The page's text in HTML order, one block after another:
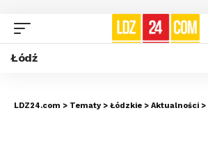
Łódź
LDZ24.com > Tematy > Łódzkie > Aktualności >